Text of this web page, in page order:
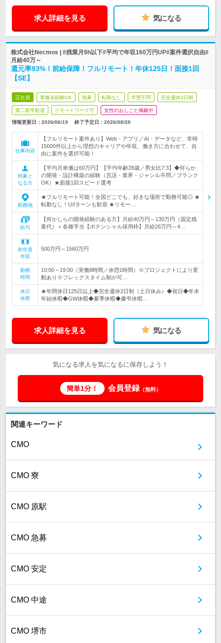
求人詳細を見る 気になる
株式会社Necmos | #残業月9h以下#平均で年収160万円UP#案件選択自由#
月給40万～
還元率93%！前給保障！フルリモート！年休125日！面接1回
【SE】
正社員 業種未経験OK 急募 転勤なし 学歴不問 完全週休2日制
第二新卒歓迎 リモートワーク可 女性のおしごと掲載中
情報更新日：2026/06/19 終了予定日： 2026/08/20
仕事内容
【フルリモート案件あり】Web・アプリ／AI・データなど、常時
15000件以上から理想のキャリアや年収、働き方に合わせて、自
由に案件を選択可能！
対象と
なる方
【平均月単価は60万円】【平均年齢28歳／男女比7:3】◆何らか
の開発・設計構築の経験（言語・業界・ジャンル不問／ブランク
OK）★面接1回スピード選考
勤務地
★フルリモート可能！全国どこでも、好きな場所で勤務可能◎ ★
転勤なし！U/Iターンも歓迎 ★リモー…
給与
【何かしらの開発経験のある方】月給40万円～130万円（固定残
業代）＋各種手当【ポテンシャル採用枠】月給26万円～4…
初年度
年収
500万円～1560万円
勤務
時間
10:00～19:00（実働8時間／休憩1時間）※プロジェクトにより変
動あり※フレックスタイム制が可…
休日
休暇
★年間休日125日以上◆完全週休2日制（土日休み）◆祝日◆年末
年始休暇◆GW休暇◆夏季休暇◆慶弔休暇…
求人詳細を見る 気になる
気になる求人を気になるに保存しよう！
簡単1分！ 会員登録（無料）
関連キーワード
CMO
CMO 寮
CMO 原駅
CMO 急募
CMO 安定
CMO 中途
CMO 堺市